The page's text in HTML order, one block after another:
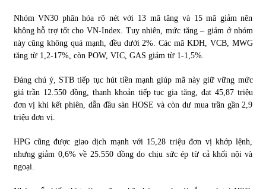
Nhóm VN30 phân hóa rõ nét với 13 mã tăng và 15 mã giảm nên
không hỗ trợ tốt cho VN-Index. Tuy nhiên, mức tăng – giảm ở nhóm
này cũng không quá mạnh, đều dưới 2%. Các mã KDH, VCB, MWG
tăng từ 1,2-17%, còn POW, VIC, GAS giảm từ 1-1,5%.
Đáng chú ý, STB tiếp tục hút tiền mạnh giúp mã này giữ vững mức
giá trần 12.550 đồng, thanh khoản tiếp tục gia tăng, đạt 45,87 triệu
đơn vị khi kết phiên, dẫn đầu sàn HOSE và còn dư mua trần gần 2,9
triệu đơn vị.
HPG cũng được giao dịch mạnh với 15,28 triệu đơn vị khớp lệnh,
nhưng giảm 0,6% về 25.550 đồng do chịu sức ép từ cả khối nội và
ngoại.